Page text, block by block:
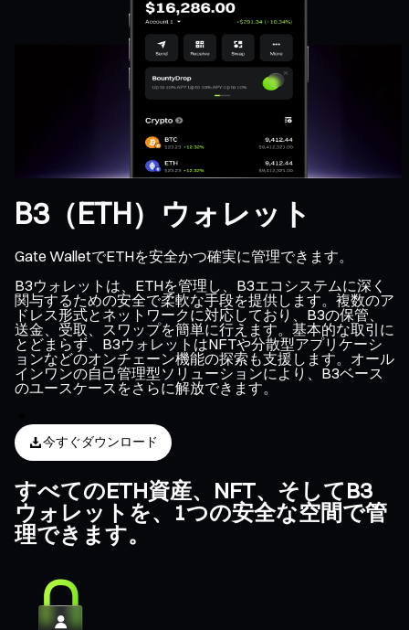
B3（ETH）ウォレット
Gate WalletでETHを安全かつ確実に管理できます。
B3ウォレットは、ETHを管理し、B3エコシステムに深く
関与するための安全で柔軟な手段を提供します。複数のア
ドレス形式とネットワークに対応しており、B3の保管、
送金、受取、スワップを簡単に行えます。基本的な取引に
とどまらず、B3ウォレットはNFTや分散型アプリケーシ
ョンなどのオンチェーン機能の探索も支援します。オール
インワンの自己管理型ソリューションにより、B3ベース
のユースケースをさらに解放できます。
今すぐダウンロード
すべてのETH資産、NFT、そしてB3
ウォレットを、1つの安全な空間で管
理できます。